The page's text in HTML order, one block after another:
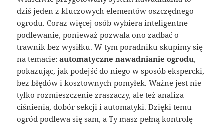
dziś jeden z kluczowych elementów oszczędnego
ogrodu. Coraz więcej osób wybiera inteligentne
podlewanie, ponieważ pozwala ono zadbać o
trawnik bez wysiłku. W tym poradniku skupimy się
na temacie:automatyczne nawadnianie ogrodu,
pokazując, jak podejść do niego w sposób ekspercki,
bez błędów i kosztownych pomyłek. Ważne jest nie
tylko rozmieszczenie zraszaczy, ale też analiza
ciśnienia, dobór sekcji i automatyki. Dzięki temu
ogród podlewa się sam, a Ty masz pełną kontrolę